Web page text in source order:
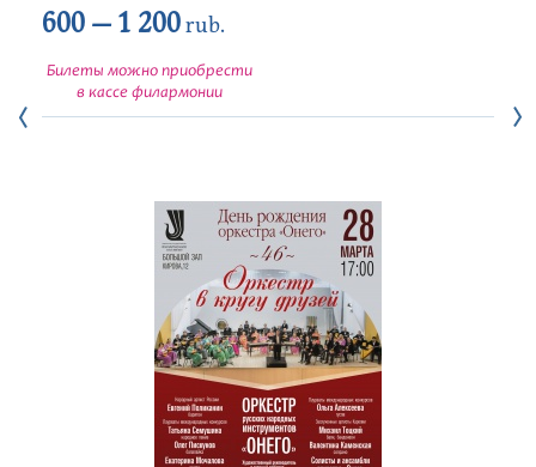
600 — 1 200rub.
Билеты можно приобрести
в кассе филармонии